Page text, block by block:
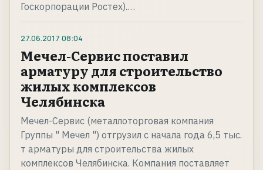
Госкорпорации Ростех).…
27.06.2017 08:04
Мечел-Сервис поставил
арматуру для строительство
жилых комплексов
Челябинска
Мечел-Сервис (металлоторговая компания
Группы " Мечел ") отгрузил с начала года 6,5 тыс.
т арматуры для строительства жилых
комплексов Челябинска. Компания поставляет